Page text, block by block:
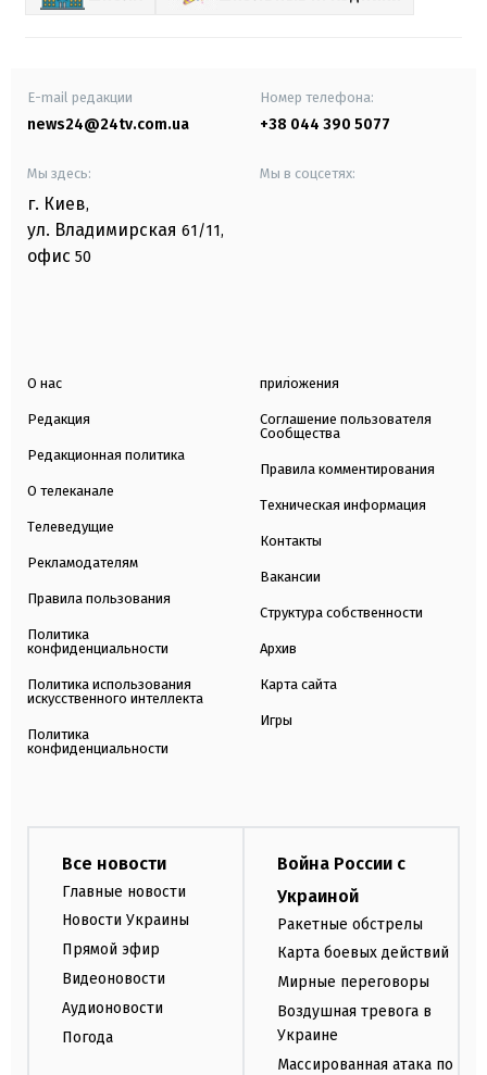
E-mail редакции
news24@24tv.com.ua
Номер телефона:
+38 044 390 5077
Мы здесь:
г. Киев,
ул. Владимирская 61/11,
офис 50
Мы в соцсетях:
О нас
Редакция
Редакционная политика
О телеканале
Телеведущие
Рекламодателям
Правила пользования
Политика
конфиденциальности
Политика использования
искусственного интеллекта
Политика
конфиденциальности
приложения
Соглашение пользователя
Сообщества
Правила комментирования
Техническая информация
Контакты
Вакансии
Структура собственности
Архив
Карта сайта
Игры
Все новости
Главные новости
Новости Украины
Прямой эфир
Видеоновости
Аудионовости
Погода
Война России с
Украиной
Ракетные обстрелы
Карта боевых действий
Мирные переговоры
Воздушная тревога в
Украине
Массированная атака по